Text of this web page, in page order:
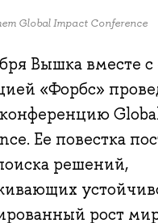
Global Impact Conference
Вышка вместе
«Форбс»
Ее повестка
решений,
рост